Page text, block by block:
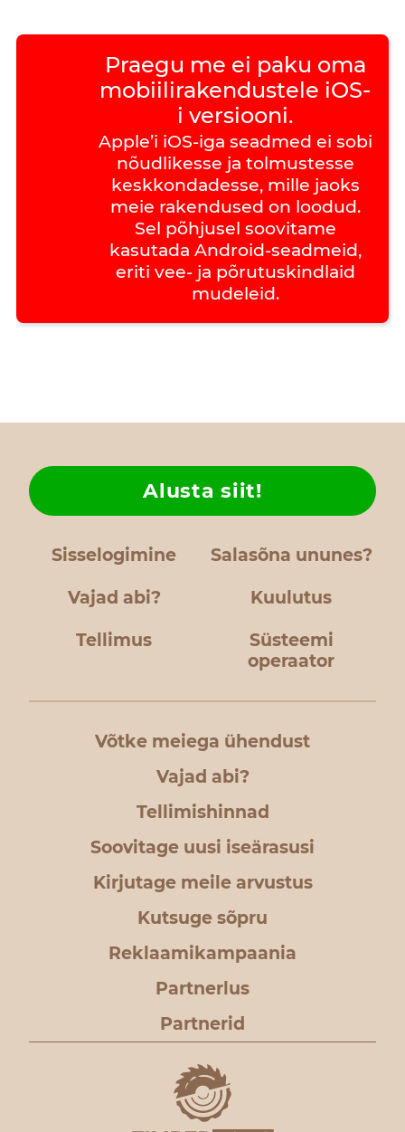
Praegu me ei paku oma
mobiilirakendustele iOS-
i versiooni.
Apple’i iOS-iga seadmed ei sobi
nõudlikesse ja tolmustesse
keskkondadesse, mille jaoks
meie rakendused on loodud.
Sel põhjusel soovitame
kasutada Android-seadmeid,
eriti vee- ja põrutuskindlaid
mudeleid.
Sisselogimine Salasõna ununes?
Vajad abi?
Alusta siit!
Kuulutus
Tellimus
Süsteemi
operaator
Võtke meiega ühendust
Vajad abi?
Tellimishinnad
Soovitage uusi iseärasusi
Kirjutage meile arvustus
Kutsuge sõpru
Reklaamikampaania
Partnerlus
Partnerid